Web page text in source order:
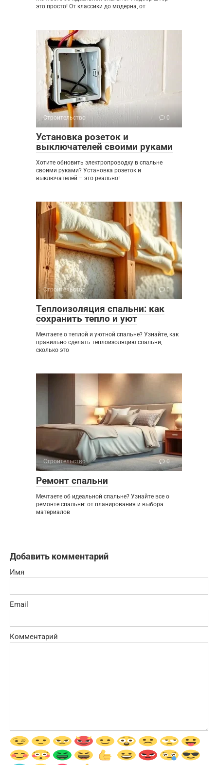
это просто! От классики до модерна, от
Строительство 0
Установка розеток и
выключателей своими руками
Хотите обновить электропроводку в спальне
своими руками? Установка розеток и
выключателей – это реально!
Строительство 0
Теплоизоляция спальни: как
сохранить тепло и уют
Мечтаете о теплой и уютной спальне? Узнайте, как
правильно сделать теплоизоляцию спальни,
сколько это
Строительство 0
Ремонт спальни
Мечтаете об идеальной спальне? Узнайте все о
ремонте спальни: от планирования и выбора
материалов
Добавить комментарий
Имя
Email
Комментарий